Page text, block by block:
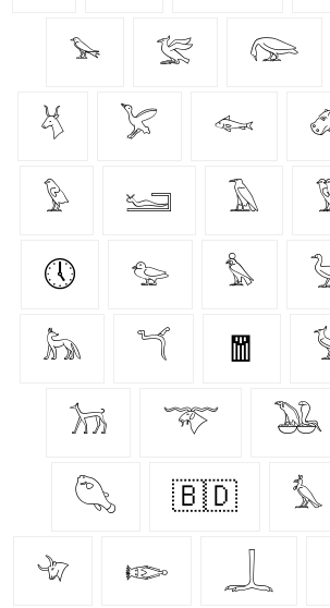
𓅩 𓅛 𓅼
𓄃 𓅯 𓆜
𓅱 𓆒 𓄿
🕔 𓅰 𓅊
𓃦 𓆔 🧧
𓃡 𓄅 𓅒
𓆡 🇧🇩 𓅘
𓄀 𓆢 𓆆